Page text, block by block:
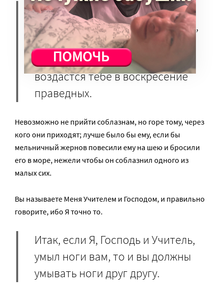
Но, когда делаешь пир, зови
нищих, увечных, хромых, слепых,
и блажен будешь, что они не
могут воздать тебе, ибо
воздастся тебе в воскресение
праведных.
Невозможно не прийти соблазнам, но горе тому, через
кого они приходят; лучше было бы ему, если бы
мельничный жернов повесили ему на шею и бросили
его в море, нежели чтобы он соблазнил одного из
малых сих.
Вы называете Меня Учителем и Господом, и правильно
говорите, ибо Я точно то.
Итак, если Я, Господь и Учитель,
умыл ноги вам, то и вы должны
умывать ноги друг другу.